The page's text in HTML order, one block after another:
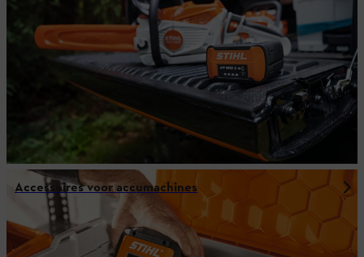
Accessoires voor accumachines